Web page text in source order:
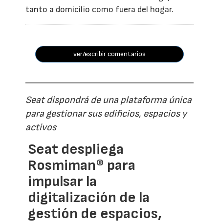
tanto a domicilio como fuera del hogar.
ver/escribir comentarios
Seat dispondrá de una plataforma única
para gestionar sus edificios, espacios y
activos
Seat despliega
Rosmiman® para
impulsar la
digitalización de la
gestión de espacios,